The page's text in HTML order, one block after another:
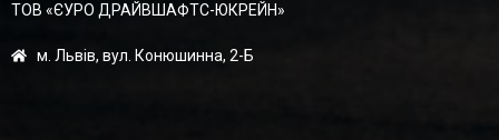
ТОВ «ЄУРО ДРАЙВШАФТC-ЮКРЕЙН»
м. Львів, вул. Конюшинна, 2-Б